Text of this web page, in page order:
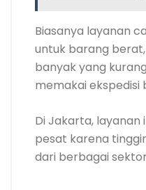
Biasanya layanan
untuk barang
banyak yang
memakai ekspedisi
Di Jakarta,
pesat karena
dari berbagai